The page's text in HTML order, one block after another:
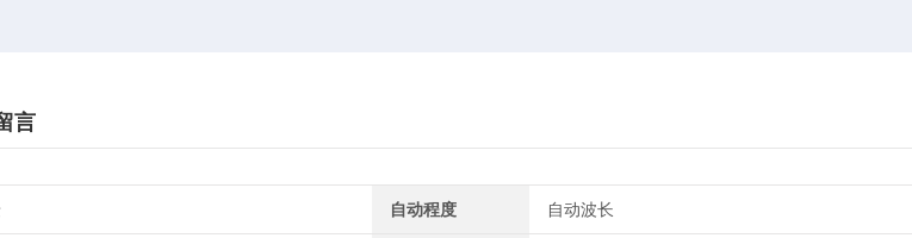
言
自动程度 自动波长